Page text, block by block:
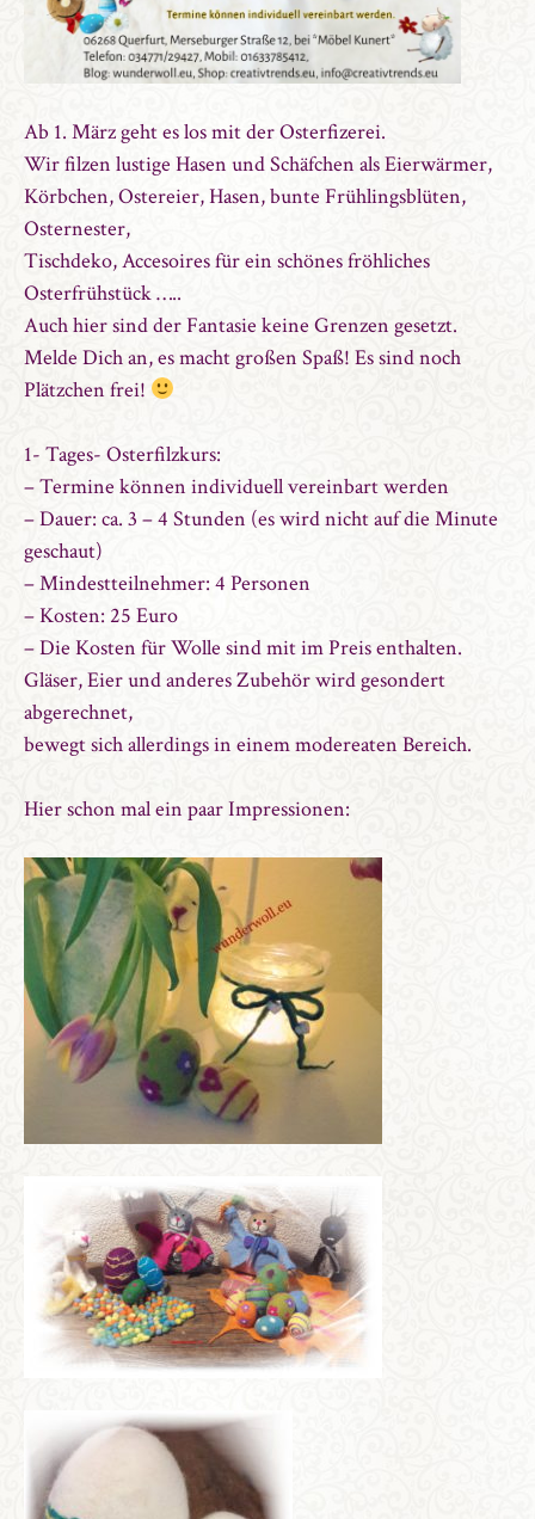
Ab 1. März geht es los mit der Osterfizerei.
Wir filzen lustige Hasen und Schäfchen als Eierwärmer,
Körbchen, Ostereier, Hasen, bunte Frühlingsblüten,
Osternester,
Tischdeko, Accesoires für ein schönes fröhliches
Osterfrühstück …..
Auch hier sind der Fantasie keine Grenzen gesetzt.
Melde Dich an, es macht großen Spaß! Es sind noch
Plätzchen frei!
1- Tages- Osterfilzkurs:
– Termine können individuell vereinbart werden
– Dauer: ca. 3 – 4 Stunden (es wird nicht auf die Minute
geschaut)
– Mindestteilnehmer: 4 Personen
– Kosten: 25 Euro
– Die Kosten für Wolle sind mit im Preis enthalten.
Gläser, Eier und anderes Zubehör wird gesondert
abgerechnet,
bewegt sich allerdings in einem modereaten Bereich.
Hier schon mal ein paar Impressionen: